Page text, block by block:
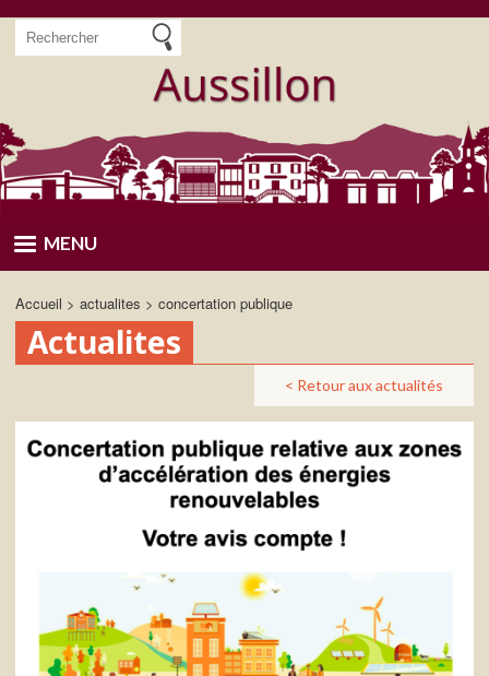
Aller
principal
MENU
Accueil actualites concertation publique
Actualites
< Retour aux actualités